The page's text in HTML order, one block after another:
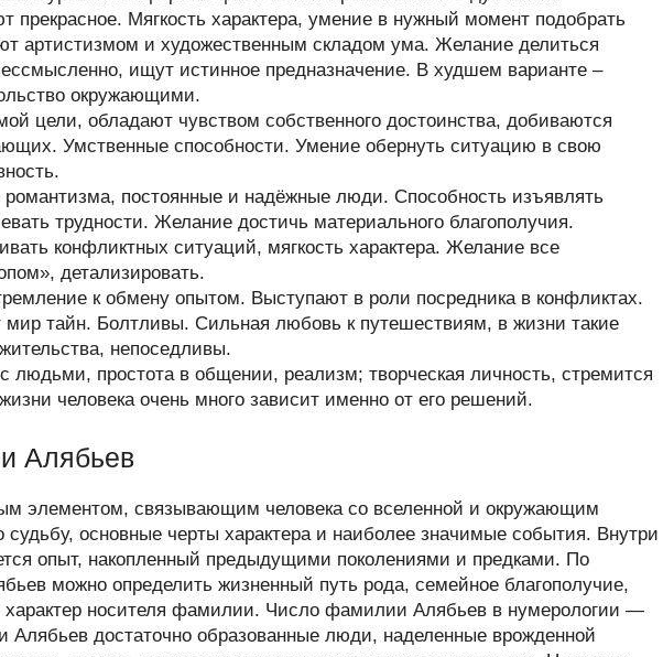
прекрасное. Мягкость характера, умение в нужный момент подобрать
артистизмом и художественным складом ума. Желание делиться
ищут истинное предназначение. В худшем варианте –
окружающими.
цели, обладают чувством собственного достоинства, добиваются
Умственные способности. Умение обернуть ситуацию в свою
постоянные и надёжные люди. Способность изъявлять
трудности. Желание достичь материального благополучия.
конфликтных ситуаций, мягкость характера. Желание все
детализировать.
к обмену опытом. Выступают в роли посредника в конфликтах.
тайн. Болтливы. Сильная любовь к путешествиям, в жизни такие
непоседливы.
людьми, простота в общении, реализм; творческая личность, стремится
человека очень много зависит именно от его решений.
Алябьев
элементом, связывающим человека со вселенной и окружающим
судьбу, основные черты характера и наиболее значимые события. Внутри
опыт, накопленный предыдущими поколениями и предками. По
можно определить жизненный путь рода, семейное благополучие,
характер носителя фамилии. Число фамилии Алябьев в нумерологии —
достаточно образованные люди, наделенные врожденной